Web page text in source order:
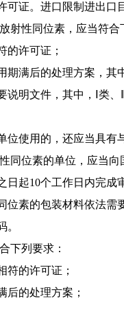
可证。进口限制进出口
射性同位素，应当符合
的许可证；
期满后的处理方案，其
明文件，其中，Ⅰ类、Ⅱ
位使用的，还应当具有
同位素的单位，应当向
日起10个工作日内完成
位素的包装材料依法需
。
下列要求：
符的许可证；
后的处理方案；